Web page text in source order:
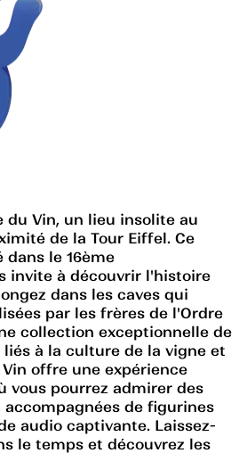
du Vin, un lieu insolite au
de la Tour Eiffel. Ce
le 16ème
invite à découvrir l'histoire
dans les caves qui
par les frères de l'Ordre
collection exceptionnelle de
à la culture de la vigne et
offre une expérience
vous pourrez admirer des
accompagnées de figurines
audio captivante. Laissez-
le temps et découvrez les